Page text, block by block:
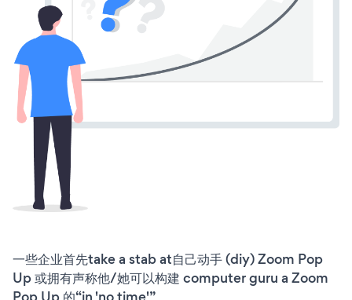
一些企业首先take a stab at自己动手 (diy) Zoom Pop
Up 或拥有声称他/她可以构建 computer guru a Zoom